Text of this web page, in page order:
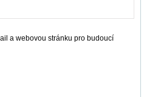
a webovou stránku pro budoucí